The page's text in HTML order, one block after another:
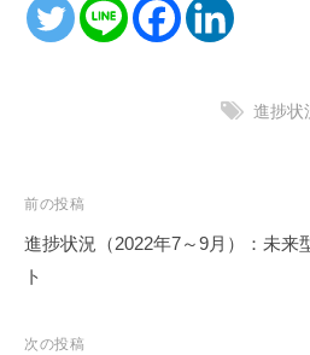
進捗状
投
稿
ナ
ゲ
前の投稿
進捗状況（2022年7～9月）：未来
ト
次の投稿